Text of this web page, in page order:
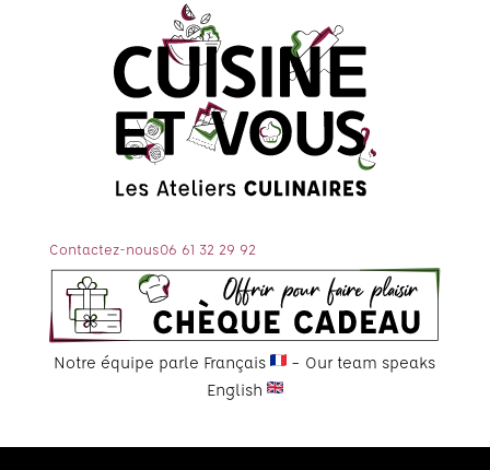
Contactez-nous06 61 32 29 92
Notre équipe parle Français
– Our team speaks
English